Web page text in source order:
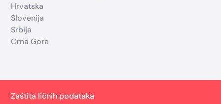
Hrvatska
Slovenija
Srbija
Crna Gora
Zaštita ličnih podataka